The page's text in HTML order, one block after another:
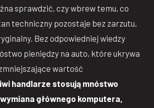
sprawdzić, czy wbrew temu, co
techniczny pozostaje bez zarzutu,
Bez odpowiedniej wiedzy
pieniędzy na auto, które ukrywa
wartość
handlarze stosują mnóstwo
głównego komputera,